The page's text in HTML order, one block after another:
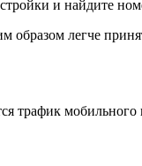
и найдите
легче
трафик мобильного